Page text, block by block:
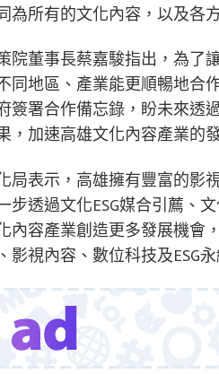
為所有的文化內容，以及各
院董事長蔡嘉駿指出，為了
同地區、產業能更順暢地合
簽署合作備忘錄，盼未來透
，加速高雄文化內容產業的
局表示，高雄擁有豐富的影
步透過文化ESG媒合引薦、
內容產業創造更多發展機會
影視內容、數位科技及ESG